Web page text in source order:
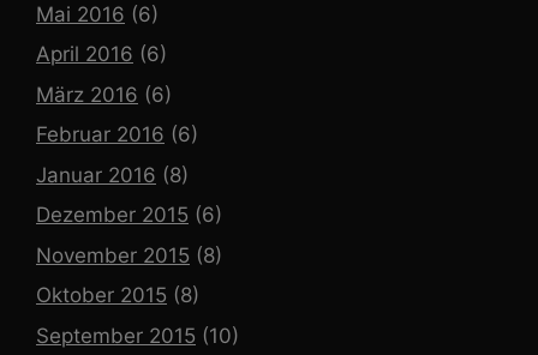
Mai 2016 (6)
April 2016 (6)
März 2016 (6)
Februar 2016 (6)
Januar 2016 (8)
Dezember 2015 (6)
November 2015 (8)
Oktober 2015 (8)
September 2015 (10)